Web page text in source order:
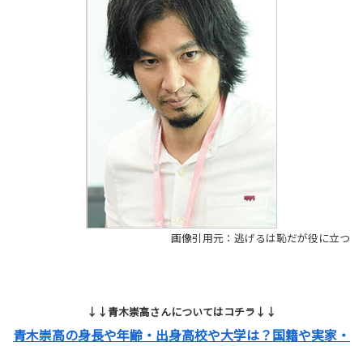
画像引用元：逃げるは恥だが役に立つ
↓↓青木崇高さんについてはコチラ↓↓
青木崇高の身長や年齢・出身高校や大学は？国籍や実家・